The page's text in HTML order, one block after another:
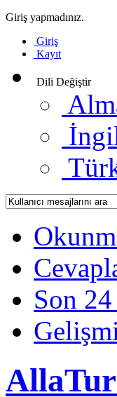
Giriş yapmadınız.
Giriş
Kayıt
Dili Değiştir
Son